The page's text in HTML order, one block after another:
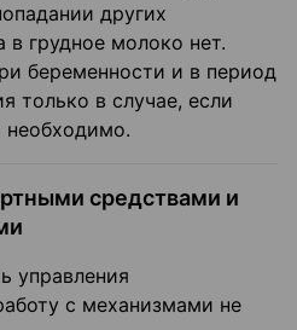
других
в грудное молоко нет.
беременности и в период
только в случае, если
необходимо.
средствами и
управления
с механизмами не